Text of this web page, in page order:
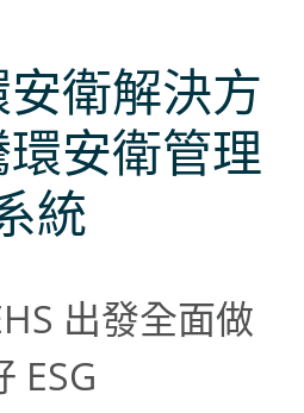
衛解決方
安衛管理
統
出發全面做
ESG